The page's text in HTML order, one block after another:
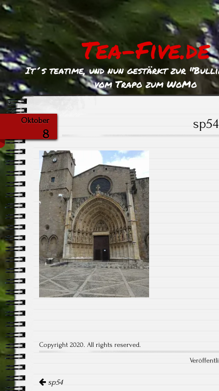
Tea-Five.de
It´s teatime, und nun gestärkt zur
vom Trapo zum WoMo
Oktober
8
sp54
Copyright 2020. All rights reserved.
Navigation
sp54